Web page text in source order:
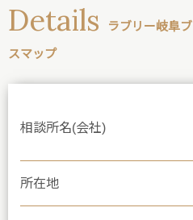
Details
ラブリー岐阜
スマップ
相談所名(会社)
所在地